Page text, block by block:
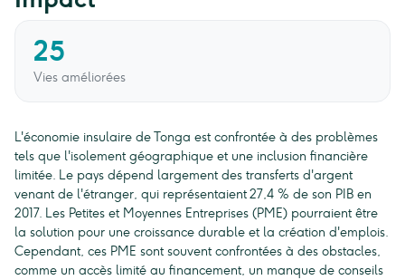
25
Vies améliorées
L'économie insulaire de Tonga est confrontée à des problèmes
tels que l'isolement géographique et une inclusion financière
limitée. Le pays dépend largement des transferts d'argent
venant de l'étranger, qui représentaient 27,4 % de son PIB en
2017. Les Petites et Moyennes Entreprises (PME) pourraient être
la solution pour une croissance durable et la création d'emplois.
Cependant, ces PME sont souvent confrontées à des obstacles,
comme un accès limité au financement, un manque de conseils